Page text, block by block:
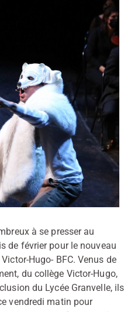
à se presser au
de février pour le nouveau
Hugo- BFC. Venus de
du collège Victor-Hugo,
du Lycée Granvelle, ils
vendredi matin pour